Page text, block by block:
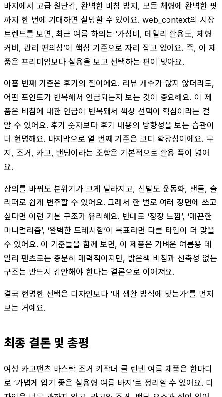
바지에서 고급 원단감, 완벽한 비침 방지, 모든 체형에 완벽한 핏
까지 한 번에 기대하면 실망할 수 있어요. web_context의 시장
트렌드를 보면, 최근 여름 하의는 ‘가성비, 데일리 활용도, 체형
커버, 관리 편의성’이 핵심 기준으로 자리 잡고 있어요. 즉, 이 제
품은 프리미엄보다 실용을 보고 선택하는 편이 맞아요.
아홉 번째 기준은 후기의 질이에요. 리뷰 개수가 많지 않더라도,
어떤 포인트가 반복해서 언급되는지 보는 것이 중요해요. 이 제
품은 비침에 대한 언급이 반복돼서 색상 선택이 핵심이라는 걸
알 수 있어요. 후기 숫자보다 후기 내용의 방향성을 보는 습관이
더 현명해요. 마지막으로 열 번째 기준은 코디 확장성이에요. 무
지, 조거, 카고, 밴딩이라는 조합은 기본적으로 활용 폭이 넓어
요.
상의를 바꿔도 분위기가 크게 달라지고, 신발도 운동화, 샌들, 슬
리퍼로 쉽게 변주할 수 있어요. 그래서 한 벌로 여러 장면에 쓰고
싶다면 이런 기본 구조가 유리해요. 반대로 ‘정장 느낌’, ‘매끈한
미니멀리즘’, ‘완벽한 드레시함’이 목표라면 다른 타입이 더 맞을
수 있어요. 이 기준들을 함께 보면, 이 제품은 가벼운 여름용 데
일리 팬츠로는 충분히 매력적이지만, 밝은색 비침과 신축성 없는
구조는 반드시 감안해야 한다는 결론으로 이어져요.
결국 현명한 선택은 디자인보다 ‘내 생활 방식에 맞는가’를 먼저
보는 거예요.
최종 결론 및 총평
여성 카고팬츠 바스락 조거 키작녀 쿨 린넨 여름 제품은 한마디
로 ‘가볍게 입기 좋은 실용형 여름 바지’로 정리할 수 있어요. 디